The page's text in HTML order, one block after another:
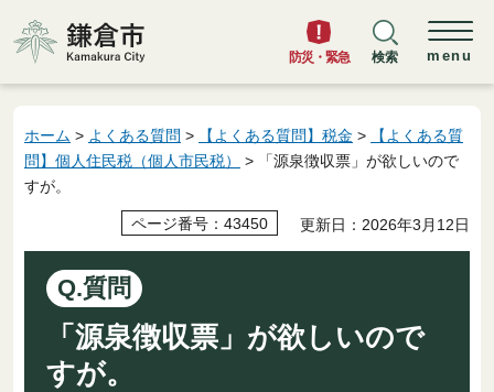
鎌倉市
防災・緊急 検索 menu
ホーム > よくある質問 > 【よくある質問】税金 >
【よくある質
問】個人住民税（個人市民税）
> 「源泉徴収票」が欲しいので
すが。
ページ番号：43450 更新日：2026年3月12日
Q.質問
「源泉徴収票」が欲しいので
すが。